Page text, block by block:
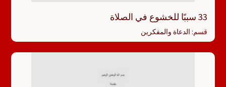
33 سببًا للخشوع في الصلاة
قسم: الدعاة والمفكرين